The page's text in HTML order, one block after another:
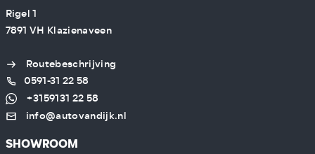
Rigel 1
7891 VH Klazienaveen
Routebeschrijving
0591-31 22 58
+3159131 22 58
info@autovandijk.nl
SHOWROOM